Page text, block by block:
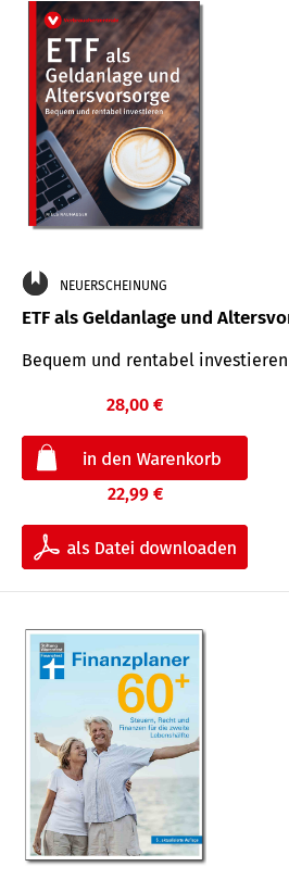
NEUERSCHEINUNG
ETF als Geldanlage und
Bequem und rentabel investieren
28,00 €
22,99 €